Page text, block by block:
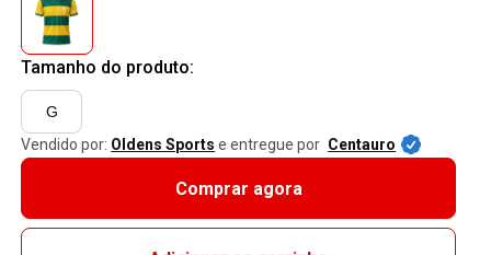
Tamanho do produto:
G
Vendido por: Oldens Sports e entregue por Centauro
Comprar agora